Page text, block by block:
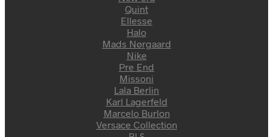
Quint
Ellesse
Halo
Mads Nørgaard
Nike
Pre End
Missoni
Lala Berlin
Karl Lagerfeld
Marcelo Burlon
Versace Collection